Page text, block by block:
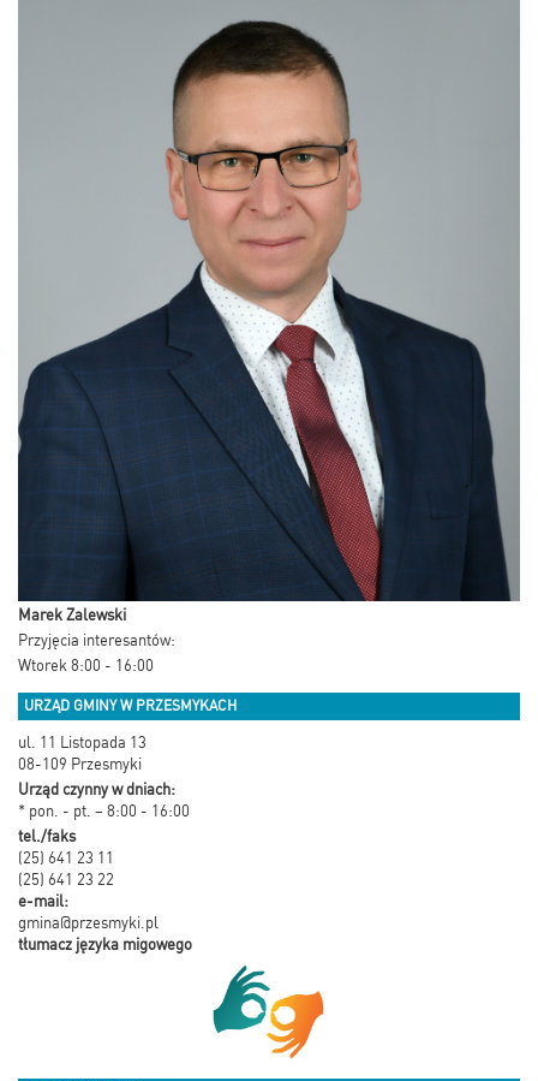
Marek Zalewski
Przyjęcia interesantów:
Wtorek 8:00 - 16:00
URZĄD GMINY W PRZESMYKACH
ul. 11 Listopada 13
08-109 Przesmyki
Urząd czynny w dniach:
* pon. - pt. – 8:00 - 16:00
tel./faks
(25) 641 23 11
(25) 641 23 22
e-mail:
gmina@przesmyki.pl
tłumacz języka migowego